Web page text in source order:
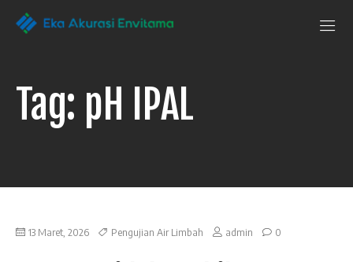
Penguji Eka
Laboratorium
dapat
anda
andalkan
Tag: pH IPAL
13 Maret, 2026 Pengujian Air Limbah admin 0